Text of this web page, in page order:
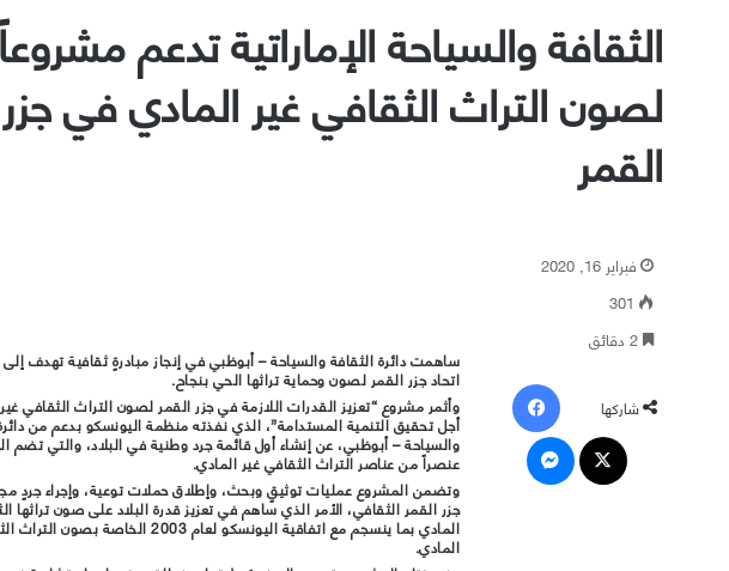
الثقافة والسياحة الإماراتية تدعم
لصون التراث الثقافي غير المادي في جزر
القمر
ساهمت دائرة الثقافة والسياحة – أبوظبي في إنجاز مبادرةٍ ثقافية تهدف
اتحاد جزر القمر لصون وحماية تراثها الحي بنجاح.
وأثمر مشروع “تعزيز القدرات اللازمة في جزر القمر لصون التراث الثقافي
أجل تحقيق التنمية المستدامة”، الذي نفذته منظمة اليونسكو بدعم من
عنصراً من عناصر التراث الثقافي غير المادي.
وتضمن المشروع عمليات توثيقٍ وبحث، وإطلاق حملات توعية، وإجراء جردٍ
جزر القمر الثقافي، الأمر الذي ساهم في تعزيز قدرة البلاد على صون تراثها
المادي بما ينسجم مع اتفاقية اليونسكو لعام 2003 الخاصة
المادي.
فبراير 16, 2020
301
2 دقائق
شاركها
ماسنجر